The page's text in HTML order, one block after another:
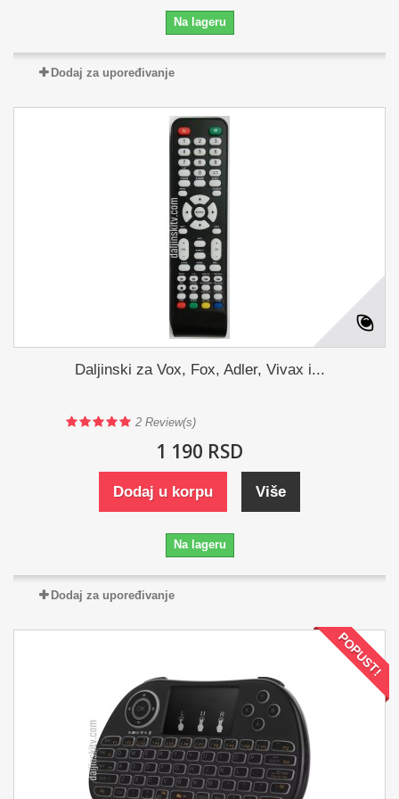
Na lageru
Dodaj za upoređivanje
Daljinski za Vox, Fox, Adler, Vivax i...
2 Review(s)
1 190 RSD
Dodaj u korpu Više
Na lageru
Dodaj za upoređivanje
POPUST!